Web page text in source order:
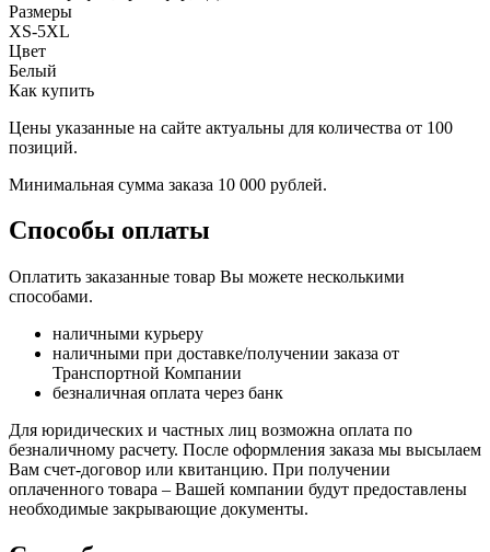
Размеры
XS-5XL
Цвет
Белый
Как купить
Цены указанные на сайте актуальны для количества от 100
позиций.
Минимальная сумма заказа 10 000 рублей.
Способы оплаты
Оплатить заказанные товар Вы можете несколькими
способами.
наличными курьеру
наличными при доставке/получении заказа от
Транспортной Компании
безналичная оплата через банк
Для юридических и частных лиц возможна оплата по
безналичному расчету. После оформления заказа мы высылаем
Вам счет-договор или квитанцию. При получении
оплаченного товара – Вашей компании будут предоставлены
необходимые закрывающие документы.